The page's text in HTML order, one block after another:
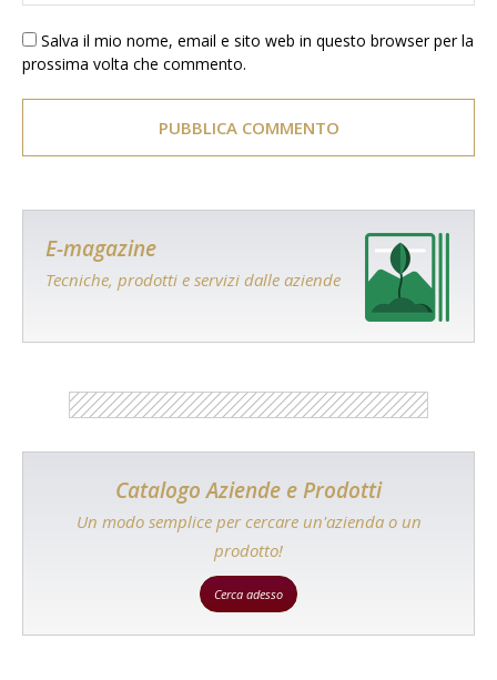
Salva il mio nome, email e sito web in questo browser per la
prossima volta che commento.
E-magazine
Tecniche, prodotti e servizi dalle aziende
Catalogo Aziende e Prodotti
Un modo semplice per cercare un'azienda o un
prodotto!
Cerca adesso